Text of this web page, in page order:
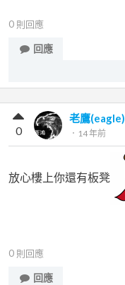
0 則回應
回應
老鷹(eagle)
． 14 年前
0
放心樓上你還有板凳
0 則回應
回應